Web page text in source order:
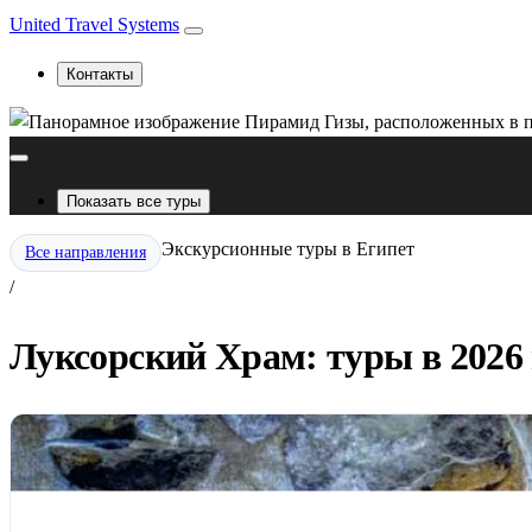
United Travel Systems
Контакты
Показать все туры
Все направления
/
Экскурсионные туры в Египет
Луксорский Храм: туры в 2026